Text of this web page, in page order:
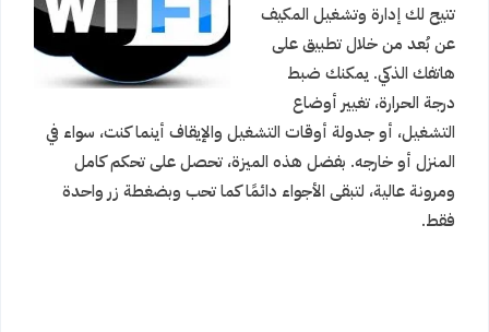
تتيح لك إدارة وتشغيل المكيف
عن بُعد من خلال تطبيق على
هاتفك الذكي. يمكنك ضبط
درجة الحرارة، تغيير أوضاع
التشغيل، أو جدولة أوقات التشغيل والإيقاف أينما كنت، سواء في
المنزل أو خارجه. بفضل هذه الميزة، تحصل على تحكم كامل
ومرونة عالية، لتبقى الأجواء دائمًا كما تحب وبضغطة زر واحدة
فقط.